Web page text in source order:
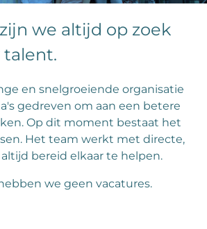
we altijd op zoek
talent.
en snelgroeiende organisatie
gedreven om aan een betere
Op dit moment bestaat het
Het team werkt met directe,
bereid elkaar te helpen.
we geen vacatures.